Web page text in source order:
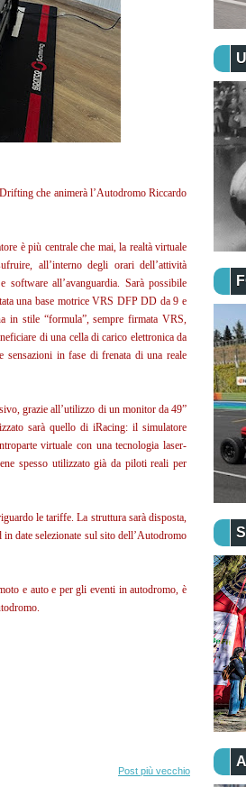
che animerà l’Autodromo Riccardo
è più centrale che mai, la realtà virtuale
all’interno degli orari dell’attività
software all’avanguardia. Sarà possibile
una base motrice VRS DFP DD da 9 e
in stile “formula”, sempre firmata VRS,
di una cella di carico elettronica da
sensazioni in fase di frenata di una reale
grazie all’utilizzo di un monitor da 49”
sarà quello di iRacing: il simulatore
virtuale con una tecnologia laser-
spesso utilizzato già da piloti reali per
le tariffe. La struttura sarà disposta,
date selezionate sul sito dell’Autodromo
e auto e per gli eventi in autodromo, è
Post più vecchio